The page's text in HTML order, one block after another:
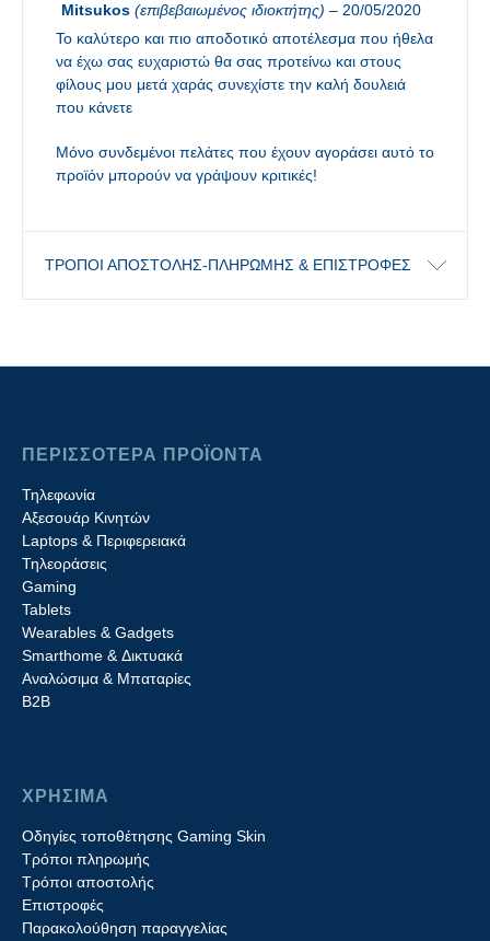
Mitsukos (επιβεβαιωμένος ιδιοκτήτης) – 20/05/2020
Το καλύτερο και πιο αποδοτικό αποτέλεσμα που ήθελα
να έχω σας ευχαριστώ θα σας προτείνω και στους
φίλους μου μετά χαράς συνεχίστε την καλή δουλειά
που κάνετε
Μόνο συνδεμένοι πελάτες που έχουν αγοράσει αυτό το
προϊόν μπορούν να γράψουν κριτικές!
ΤΡΟΠΟΙ ΑΠΟΣΤΟΛΗΣ-ΠΛΗΡΩΜΗΣ & ΕΠΙΣΤΡΟΦΕΣ
ΠΕΡΙΣΣΟΤΕΡΑ ΠΡΟΪΟΝΤΑ
Τηλεφωνία
Αξεσουάρ Κινητών
Laptops & Περιφερειακά
Τηλεοράσεις
Gaming
Tablets
Wearables & Gadgets
Smarthome & Δικτυακά
Aναλώσιμα & Μπαταρίες
Β2B
ΧΡΗΣΙΜΑ
Οδηγίες τοποθέτησης Gaming Skin
Τρόποι πληρωμής
Τρόποι αποστολής
Επιστροφές
Παρακολούθηση παραγγελίας